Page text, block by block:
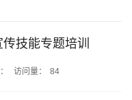
技能专题培训
访问量： 84